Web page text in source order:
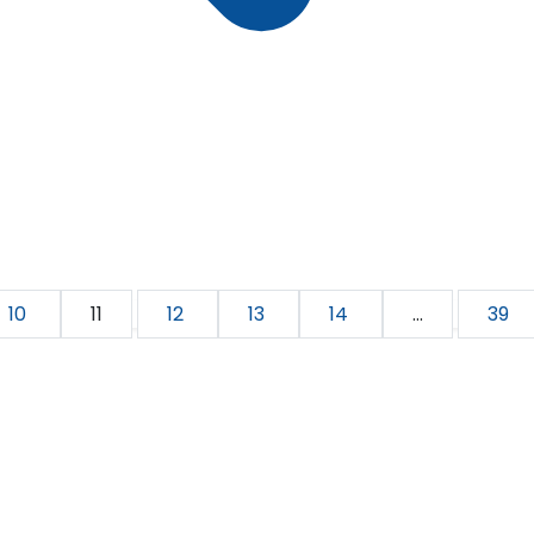
10 11 12 13 14 ... 39